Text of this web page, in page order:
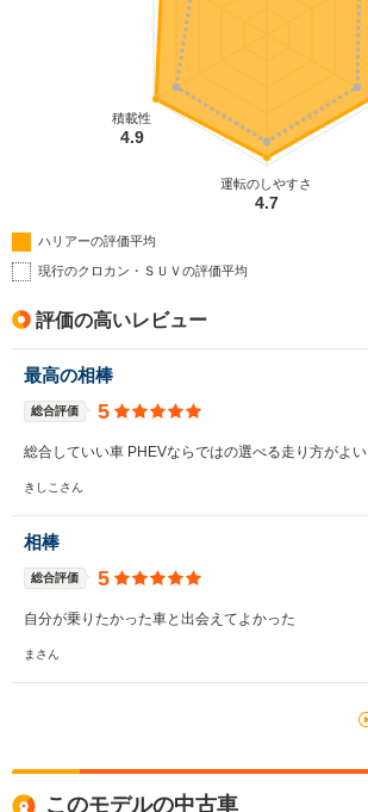
運転のしやすさ
4.7
積載性
4.9
ハリアーの評価平均
現行のクロカン・ＳＵＶの評価平均
評価の高いレビュー
最高の相棒
総合評価 5
総合していい車 PHEVならではの選べる走り方がよい
きしこさん
相棒
総合評価 5
自分が乗りたかった車と出会えてよかった
まさん
このモデルの中古車